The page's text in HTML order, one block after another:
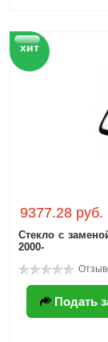
хит
9377.28 руб.
Стекло с
2000-
Подать